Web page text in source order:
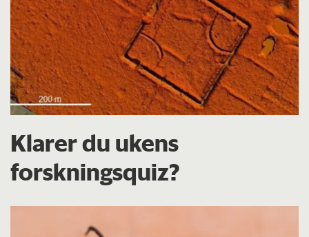
Klarer du ukens
forskningsquiz?